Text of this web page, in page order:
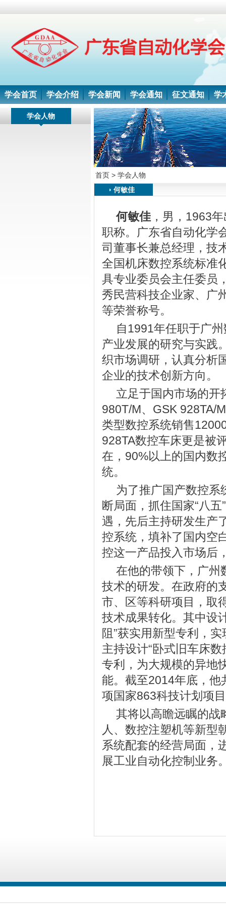
学会首页 学会介绍 学会新闻 学会通知 征文通知 学
学会人物
首页 > 学会人物
何敏佳
何敏佳 ，男，1963
职称。广东省自动化学
司董事长兼总经理，技
全国机床数控系统标准
具专业委员会主任委员
秀民营科技企业家、广
等荣誉称号。
自1991年任职于广
产业发展的研究与实践
织市场调研，认真分析
企业的技术创新方向。
立足于国内市场的开
980T/M、GSK 928TA/
类型数控系统销售
928TA数控车床更是被
在，90%以上的国内数
统。
为了推广国产数控系
断局面，抓住国家“八
遇，先后主持研发生产
控系统，填补了国内空
控这一产品投入市场后
在他的带领下，广州
技术的研发。在政府的
市、区等科研项目，取
技术成果转化。其中设
阻”获实用新型专利，
主持设计“卧式旧车床
专利，为大规模的异地
能。截至2014年底，他
项国家863科技计划项
其将以高瞻远瞩的战
人、数控注塑机等新型
系统配套的经营局面，
展工业自动化控制业务